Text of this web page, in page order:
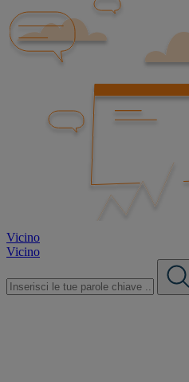
Vicino
Vicino